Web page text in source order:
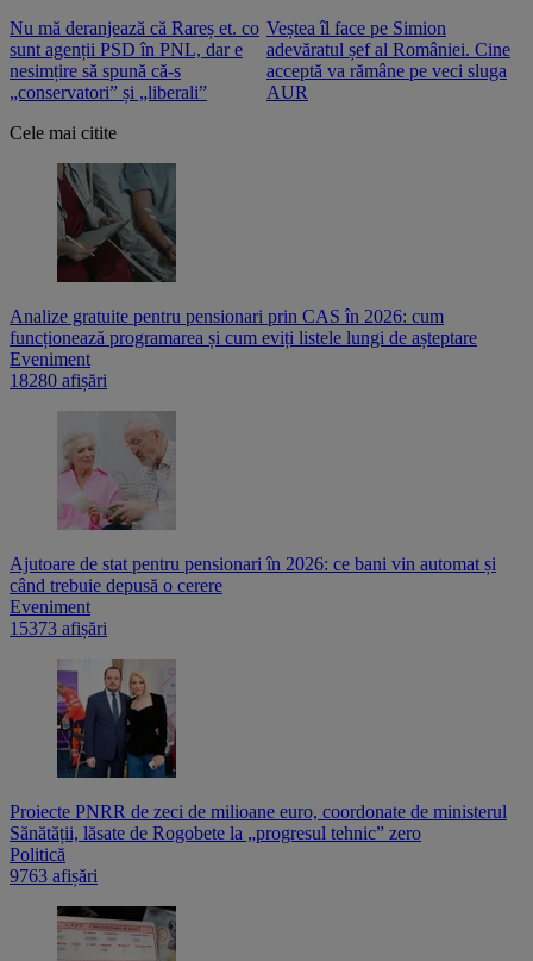
Nu mă deranjează că Rareș et. co
sunt agenții PSD în PNL, dar e
nesimțire să spună că-s
„conservatori” și „liberali”
Veștea îl face pe Simion
adevăratul șef al României. Cine
acceptă va rămâne pe veci sluga
AUR
Cele mai citite
Analize gratuite pentru pensionari prin CAS în 2026: cum
funcționează programarea și cum eviți listele lungi de așteptare
Eveniment
18280 afișări
Ajutoare de stat pentru pensionari în 2026: ce bani vin automat și
când trebuie depusă o cerere
Eveniment
15373 afișări
Proiecte PNRR de zeci de milioane euro, coordonate de ministerul
Sănătății, lăsate de Rogobete la „progresul tehnic” zero
Politică
9763 afișări